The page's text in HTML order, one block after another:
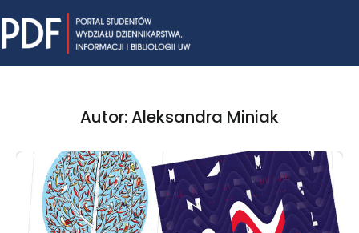
to
content
Autor:Aleksandra Miniak
StronaStrona
StronaStronaStrona